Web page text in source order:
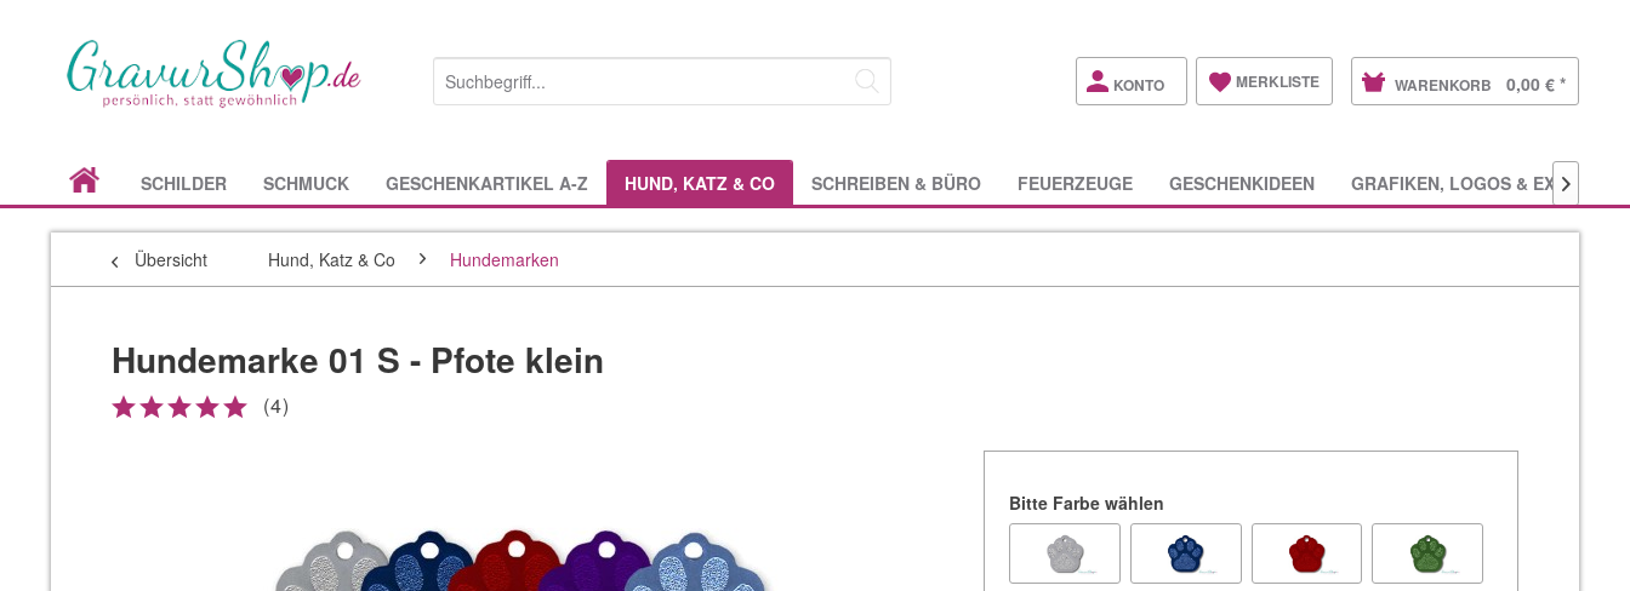
KONTO MERKLISTE WARENKORB 0,00 € *
SCHILDER SCHMUCK GESCHENKARTIKEL A-Z HUND, KATZ & CO SCHREIBEN & BÜRO FEUERZEUGE GESCHENKIDEEN GRAFIKEN, LOGOS & EXTRAS

Übersicht Hund, Katz & Co Hundemarken
Hundemarke 01 S - Pfote klein
(4)
Bitte Farbe wählen